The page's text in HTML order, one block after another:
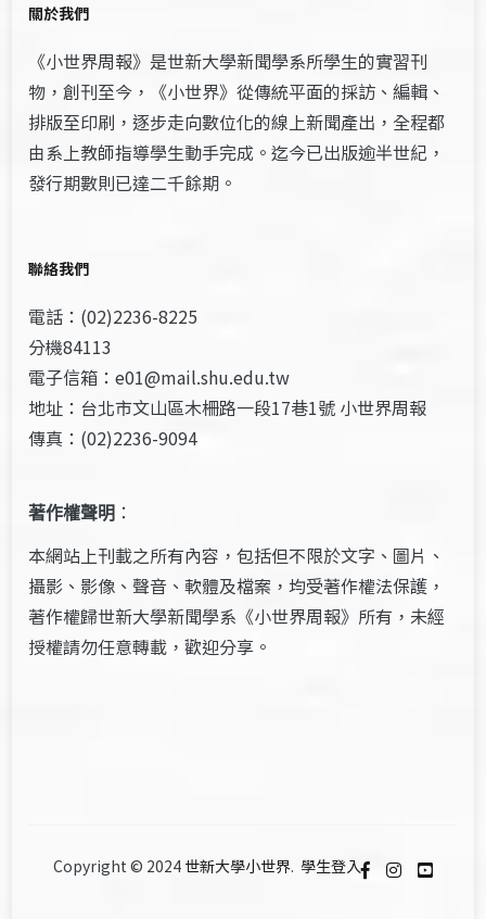
關於我們
《小世界周報》是世新大學新聞學系所學生的實習刊
物，創刊至今，《小世界》從傳統平面的採訪、編輯、
排版至印刷，逐步走向數位化的線上新聞產出，全程都
由系上教師指導學生動手完成。迄今已出版逾半世紀，
發行期數則已達二千餘期。
聯絡我們
電話：(02)2236-8225
分機84113
電子信箱：e01@mail.shu.edu.tw
地址：台北市文山區木柵路一段17巷1號 小世界周報
傳真：(02)2236-9094
著作權聲明 ：
本網站上刊載之所有內容，包括但不限於文字、圖片、
攝影、影像、聲音、軟體及檔案，均受著作權法保護，
著作權歸世新大學新聞學系《小世界周報》所有，未經
授權請勿任意轉載，歡迎分享。
Copyright © 2024 世新大學小世界. 學生登入